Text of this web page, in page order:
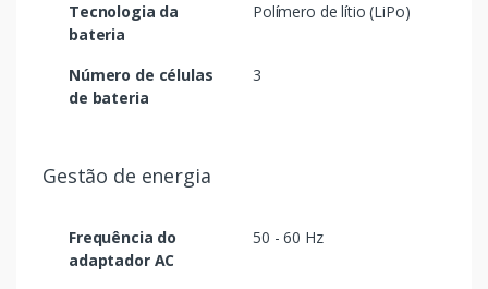
Tecnologia da
bateria
Polímero de lítio (LiPo)
Número de células
de bateria
3
Gestão de energia
Frequência do
adaptador AC
50 - 60 Hz